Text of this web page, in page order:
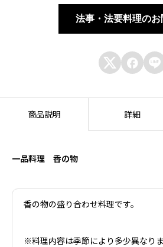
法事・法要料理のお
  
商品説明 詳細
一品料理 香の物
香の物の盛り合わせ料理です。
※料理内容は季節により多少異なり